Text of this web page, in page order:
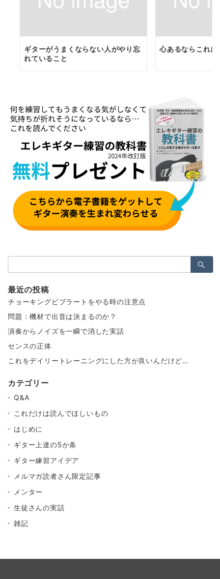
ギターがうまくならない人がやり忘
れていること
心あるならこれ
索：
最近の投稿
チョーキングビブラートをやる時の注意点
問題：機材で出音は決まるのか？
演奏からノイズを一瞬で消した実話
センスの正体
これをデイリートレーニングにした方が良いんだけど…
カテゴリー
Q&A
これだけは読んでほしいもの
はじめに
ギター上達の5か条
ギター練習アイデア
メルマガ読者さん限定記事
メンター
生徒さんの実話
雑記